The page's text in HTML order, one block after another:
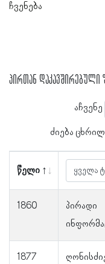
ჩვენება
პირთან
აჩვენე
ძიება
წელი
1860
პირადი
1877